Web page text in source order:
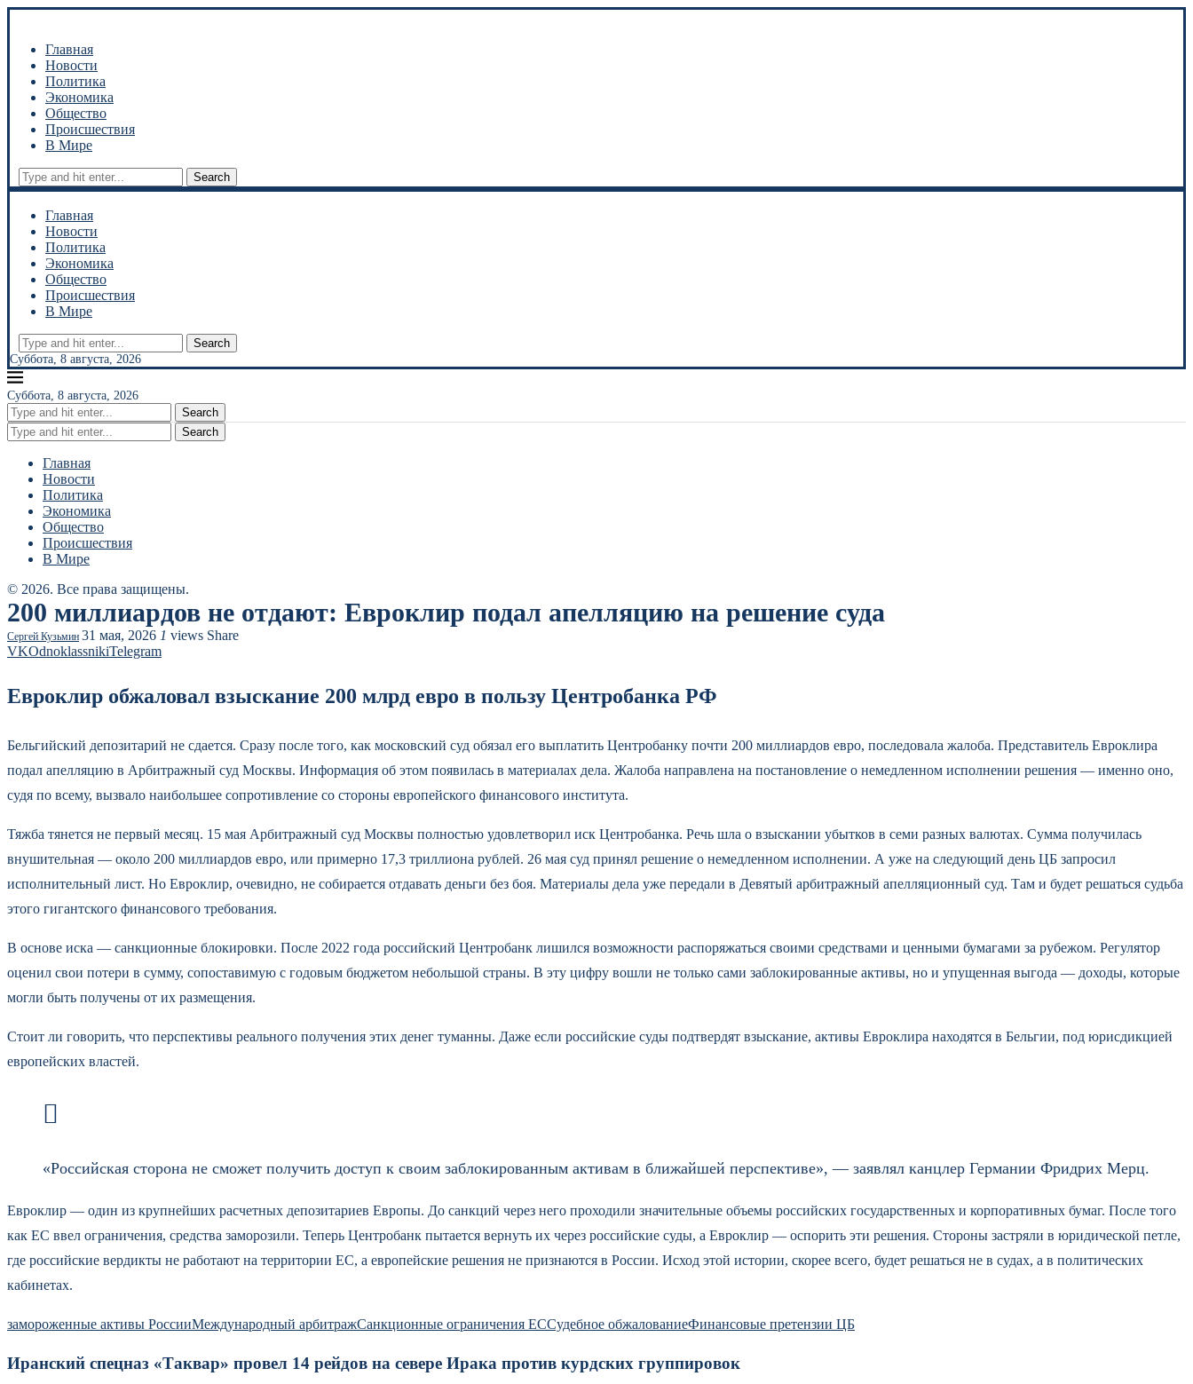
Главная
Новости
Политика
Экономика
Общество
Происшествия
В Мире
Search
Главная
Новости
Политика
Экономика
Общество
Происшествия
В Мире
Search
Суббота, 8 августа, 2026
Суббота, 8 августа, 2026
Search
Search
Главная
Новости
Политика
Экономика
Общество
Происшествия
В Мире
© 2026. Все права защищены.
200 миллиардов не отдают: Евроклир подал апелляцию на решение суда
Сергей Кузьмин 31 мая, 2026 1 views Share
VKOdnoklassnikiTelegram
Евроклир обжаловал взыскание 200 млрд евро в пользу Центробанка РФ
Бельгийский депозитарий не сдается. Сразу после того, как московский суд обязал его выплатить Центробанку почти 200 миллиардов евро, последовала жалоба. Представитель Евроклира
подал апелляцию в Арбитражный суд Москвы. Информация об этом появилась в материалах дела. Жалоба направлена на постановление о немедленном исполнении решения — именно оно,
судя по всему, вызвало наибольшее сопротивление со стороны европейского финансового института.
Тяжба тянется не первый месяц. 15 мая Арбитражный суд Москвы полностью удовлетворил иск Центробанка. Речь шла о взыскании убытков в семи разных валютах. Сумма получилась
внушительная — около 200 миллиардов евро, или примерно 17,3 триллиона рублей. 26 мая суд принял решение о немедленном исполнении. А уже на следующий день ЦБ запросил
исполнительный лист. Но Евроклир, очевидно, не собирается отдавать деньги без боя. Материалы дела уже передали в Девятый арбитражный апелляционный суд. Там и будет решаться судьба
этого гигантского финансового требования.
В основе иска — санкционные блокировки. После 2022 года российский Центробанк лишился возможности распоряжаться своими средствами и ценными бумагами за рубежом. Регулятор
оценил свои потери в сумму, сопоставимую с годовым бюджетом небольшой страны. В эту цифру вошли не только сами заблокированные активы, но и упущенная выгода — доходы, которые
могли быть получены от их размещения.
Стоит ли говорить, что перспективы реального получения этих денег туманны. Даже если российские суды подтвердят взыскание, активы Евроклира находятся в Бельгии, под юрисдикцией
европейских властей.
«Российская сторона не сможет получить доступ к своим заблокированным активам в ближайшей перспективе», — заявлял канцлер Германии Фридрих Мерц.
Евроклир — один из крупнейших расчетных депозитариев Европы. До санкций через него проходили значительные объемы российских государственных и корпоративных бумаг. После того
как ЕС ввел ограничения, средства заморозили. Теперь Центробанк пытается вернуть их через российские суды, а Евроклир — оспорить эти решения. Стороны застряли в юридической петле,
где российские вердикты не работают на территории ЕС, а европейские решения не признаются в России. Исход этой истории, скорее всего, будет решаться не в судах, а в политических
кабинетах.
замороженные активы РоссииМеждународный арбитражСанкционные ограничения ЕССудебное обжалованиеФинансовые претензии ЦБ
Иранский спецназ «Таквар» провел 14 рейдов на севере Ирака против курдских группировок